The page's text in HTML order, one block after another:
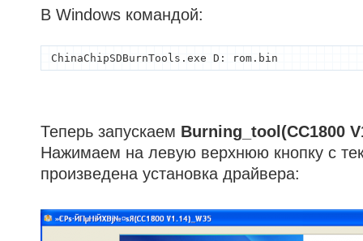
В Windows командой:
ChinaChipSDBurnTools.exe D: rom.bin
Теперь запускаем Burning_tool(CC1800
Нажимаем на левую верхнюю кнопку с
произведена установка драйвера: